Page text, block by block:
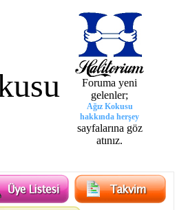
Foruma yeni
gelenler;
Ağız Kokusu
hakkında herşey
sayfalarına göz
atınız.